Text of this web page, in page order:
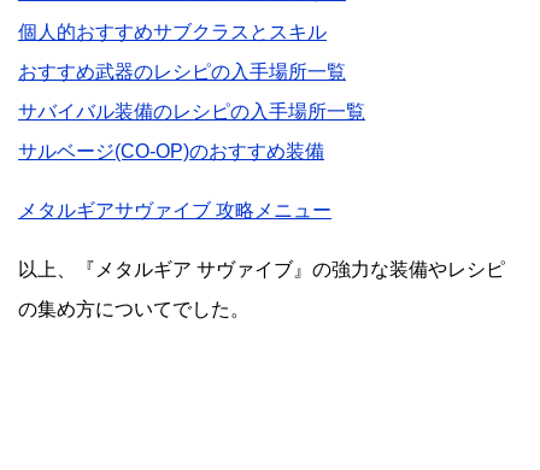
個人的おすすめサブクラスとスキル
おすすめ武器のレシピの入手場所一覧
サバイバル装備のレシピの入手場所一覧
サルベージ(CO-OP)のおすすめ装備
メタルギアサヴァイブ 攻略メニュー
以上、『メタルギア サヴァイブ』の強力な装備やレシピ
の集め方についてでした。